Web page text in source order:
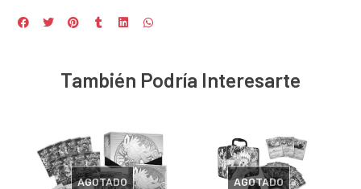
También Podría Interesarte
AGOTADO AGOTADO